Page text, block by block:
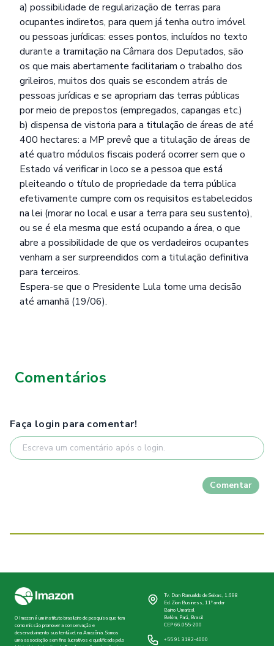
a) possibilidade de regularização de terras para
ocupantes indiretos, para quem já tenha outro imóvel
ou pessoas jurídicas: esses pontos, incluídos no texto
durante a tramitação na Câmara dos Deputados, são
os que mais abertamente facilitariam o trabalho dos
grileiros, muitos dos quais se escondem atrás de
pessoas jurídicas e se apropriam das terras públicas
por meio de prepostos (empregados, capangas etc.)
b) dispensa de vistoria para a titulação de áreas de até
400 hectares: a MP prevê que a titulação de áreas de
até quatro módulos fiscais poderá ocorrer sem que o
Estado vá verificar in loco se a pessoa que está
pleiteando o título de propriedade da terra pública
efetivamente cumpre com os requisitos estabelecidos
na lei (morar no local e usar a terra para seu sustento),
ou se é ela mesma que está ocupando a área, o que
abre a possibilidade de que os verdadeiros ocupantes
venham a ser surpreendidos com a titulação definitiva
para terceiros.
Espera-se que o Presidente Lula tome uma decisão
até amanhã (19/06).
Comentários
Faça login para comentar!
Comentar
O Imazon é um instituto brasileiro de pesquisa que tem
como missão promover a conservação e
desenvolvimento sustentável na Amazônia. Somos
uma associação sem fins lucrativos e qualificada pelo
Tv. Dom Romualdo de Seixas, 1.698
Ed. Zion Business, 11º andar
Bairro Umarizal
Belém, Pará, Brasil
CEP 66.055-200
+55 91 3182-4000